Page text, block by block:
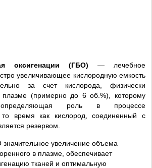
оксигенации (ГБО) — лечебное
увеличивающее кислородную емкость
за счет кислорода, физически
плазме (примерно до 6 об.%), которому
определяющая роль в процессе
время как кислород, соединенный с
резервом.
увеличение объема
в плазме, обеспечивает
тканей и оптимальную